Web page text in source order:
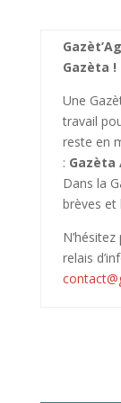
Gazèta !
Une
travail
reste en
: Gazèta
Dans la
brèves et
relais